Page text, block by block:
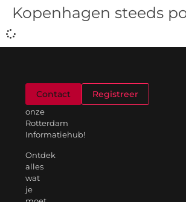
Kopenhagen steeds
Welkom
onze
Rotterdam
Informatiehub!
Ontdek
alles
wat
je
Contact Registreer